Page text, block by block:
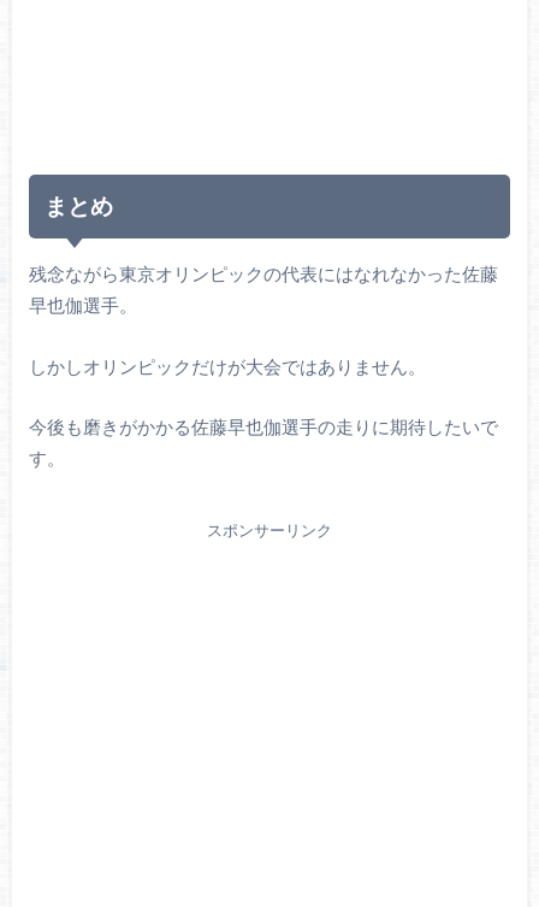
まとめ
残念ながら東京オリンピックの代表にはなれなかった佐藤
早也伽選手。
しかしオリンピックだけが大会ではありません。
今後も磨きがかかる佐藤早也伽選手の走りに期待したいで
す。
スポンサーリンク